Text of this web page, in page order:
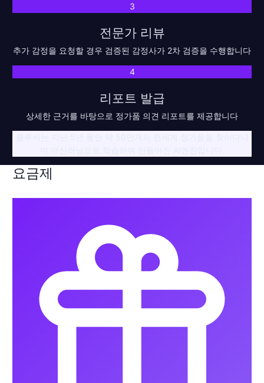
3
전문가 리뷰
추가 감정을 요청할 경우 검증된 감정사가 2차 검증을 수행합니다
4
리포트 발급
상세한 근거를 바탕으로 정가품 의견 리포트를 제공합니다
요금제